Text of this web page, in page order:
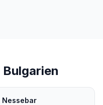
Bulgarien
Nessebar